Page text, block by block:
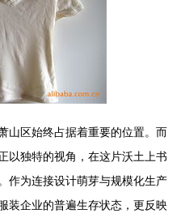
山区始终占据着重要的位置。而
以独特的视角，在这片沃土上书
作为连接设计萌芽与规模化生产
装企业的普遍生存状态，更反映